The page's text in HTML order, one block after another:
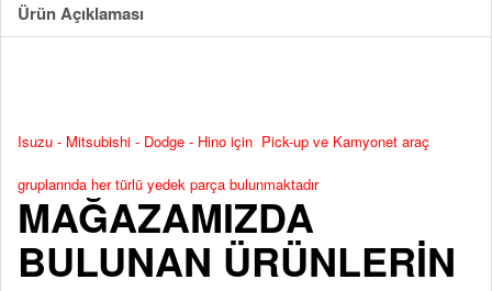
Ürün Açıklaması
Isuzu - Mitsubishi - Dodge - Hino için Pick-up ve Kamyonet araç
gruplarında her türlü yedek parça bulunmaktadır
MAĞAZAMIZDA
BULUNAN ÜRÜNLERİN